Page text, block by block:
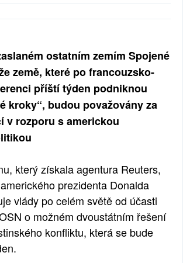
ostatním zemím Spojené
země, které po francouzsko-
příští týden podniknou
kroky“, budou považovány za
v rozporu s americkou
který získala agentura Reuters,
prezidenta Donalda
vlády po celém světě od účasti
o možném dvoustátním řešení
konfliktu, která se bude